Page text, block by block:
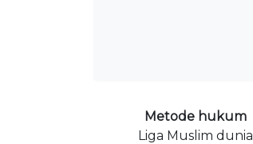
Metode hukum
Liga Muslim dunia